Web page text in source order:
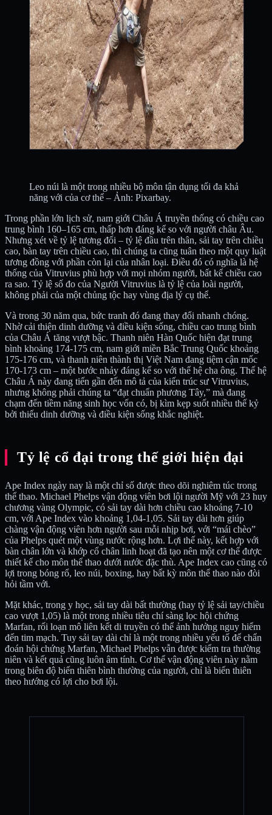
Leo núi là một trong nhiều bộ môn tận dụng tối đa khả
năng với của cơ thể – Ảnh: Pixarbay.
Trong phần lớn lịch sử, nam giới Châu Á truyền thống có chiều cao
trung bình 160–165 cm, thấp hơn đáng kể so với người châu Âu.
Nhưng xét về tỷ lệ tương đối – tỷ lệ đầu trên thân, sải tay trên chiều
cao, bàn tay trên chiều cao, thì chúng ta cũng tuân theo một quy luật
tương đồng với phần còn lại của nhân loại. Điều đó có nghĩa là hệ
thống của Vitruvius phù hợp với mọi nhóm người, bất kể chiều cao
ra sao. Tỷ lệ số đo của Người Vitruvius là tỷ lệ của loài người,
không phải của một chủng tộc hay vùng địa lý cụ thể.
Và trong 30 năm qua, bức tranh đó đang thay đổi nhanh chóng.
Nhờ cải thiện dinh dưỡng và điều kiện sống, chiều cao trung bình
của Châu Á tăng vượt bậc. Thanh niên Hàn Quốc hiện đạt trung
bình khoảng 174-175 cm, nam giới miền Bắc Trung Quốc khoảng
175-176 cm, và thanh niên thành thị Việt Nam đang tiệm cận mốc
170-173 cm – một bước nhảy đáng kể so với thế hệ cha ông. Thế hệ
Châu Á này đang tiến gần đến mô tả của kiến trúc sư Vitruvius,
nhưng không phải chúng ta “đạt chuẩn phương Tây,” mà đang
chạm đến tiềm năng sinh học vốn có, bị kìm kẹp suốt nhiều thế kỷ
bởi thiếu dinh dưỡng và điều kiện sống khắc nghiệt.
Tỷ lệ cổ đại trong thế giới hiện đại
Ape Index ngày nay là một chỉ số được theo dõi nghiêm túc trong
thể thao. Michael Phelps vận động viên bơi lội người Mỹ với 23 huy
chương vàng Olympic, có sải tay dài hơn chiều cao khoảng 7-10
cm, với Ape Index vào khoảng 1,04-1,05. Sải tay dài hơn giúp
chàng vận động viên hơn người sau mỗi nhịp bơi, với “mái chèo”
của Phelps quét một vùng nước rộng hơn. Lợi thế này, kết hợp với
bàn chân lớn và khớp cổ chân linh hoạt đã tạo nên một cơ thể được
thiết kế cho môn thể thao dưới nước đặc thù. Ape Index cao cũng có
lợi trong bóng rổ, leo núi, boxing, hay bất kỳ môn thể thao nào đòi
hỏi tầm với.
Mặt khác, trong y học, sải tay dài bất thường (hay tỷ lệ sải tay/chiều
cao vượt 1,05) là một trong nhiều tiêu chí sàng lọc hội chứng
Marfan, rối loạn mô liên kết di truyền có thể ảnh hưởng nguy hiểm
đến tim mạch. Tuy sải tay dài chỉ là một trong nhiều yếu tố để chẩn
đoán hội chứng Marfan, Michael Phelps vẫn được kiểm tra thường
niên và kết quả cũng luôn âm tính. Cơ thể vận động viên này nằm
trong biên độ biến thiên bình thường của người, chỉ là biến thiên
theo hướng có lợi cho bơi lội.